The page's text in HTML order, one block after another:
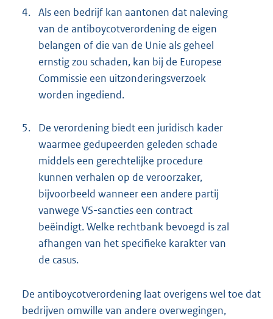
4. Als een bedrijf kan aantonen dat naleving
van de antiboycotverordening de eigen
belangen of die van de Unie als geheel
ernstig zou schaden, kan bij de Europese
Commissie een uitzonderingsverzoek
worden ingediend.
5.
De verordening biedt een juridisch kader
waarmee gedupeerden geleden schade
middels een gerechtelijke procedure
kunnen verhalen op de veroorzaker,
bijvoorbeeld wanneer een andere partij
vanwege VS-sancties een contract
beëindigt. Welke rechtbank bevoegd is zal
afhangen van het specifieke karakter van
de casus.
De antiboycotverordening laat overigens wel toe dat
bedrijven omwille van andere overwegingen,